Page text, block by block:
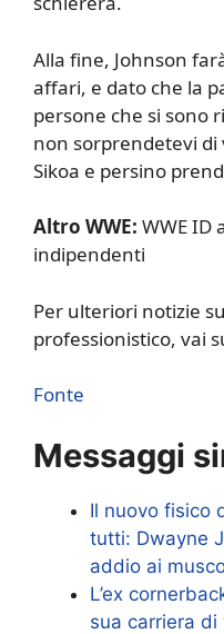
Alla fine, Johnson
affari, e dato che la
persone che si sono
non sorprendetevi di
Sikoa e persino
Altro WWE: WWE ID
indipendenti
Per ulteriori notizie
professionistico, vai
Fonte
Messaggi
Il nuovo fisico
tutti: Dwayne
addio ai
L’ex
sua carriera